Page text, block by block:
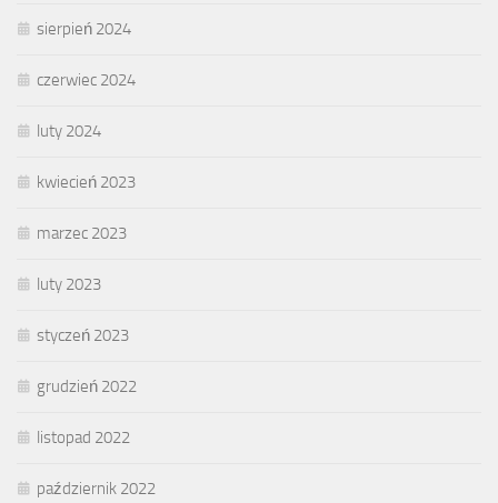
sierpień 2024
czerwiec 2024
luty 2024
kwiecień 2023
marzec 2023
luty 2023
styczeń 2023
grudzień 2022
listopad 2022
październik 2022